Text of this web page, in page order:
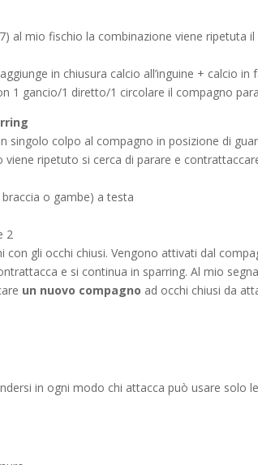
al mio fischio la combinazione viene ripetuta
in chiusura calcio all’inguine + calcio in
1 gancio/1 diretto/1 circolare il compagno
singolo colpo al compagno in posizione di
ripetuto si cerca di parare e
o gambe) a testa
2
con gli occhi chiusi. Vengono attivati dal
e si continua in sparring. Al mio
un nuovo compagno ad occhi chiusi da
in ogni modo chi attacca può usare solo